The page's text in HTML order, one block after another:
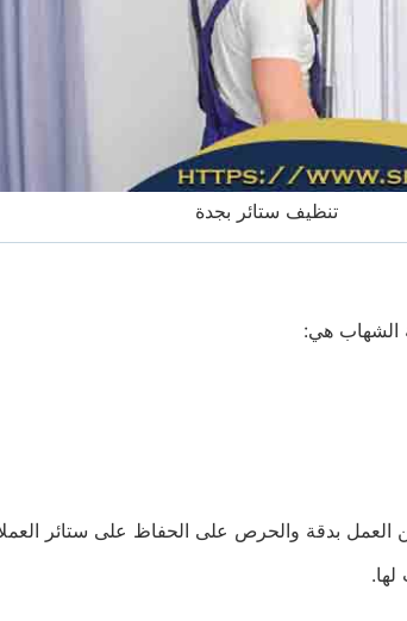
تنظيف ستائر بجدة
الشهاب هي:
بدقة والحرص على الحفاظ على ستائر